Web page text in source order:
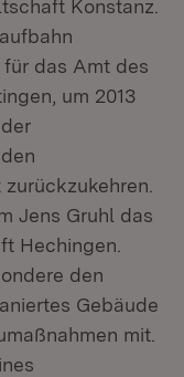
Konstanz.
für das Amt des
um 2013
Jens Gruhl das
Hechingen.
den
Gebäude
mit.